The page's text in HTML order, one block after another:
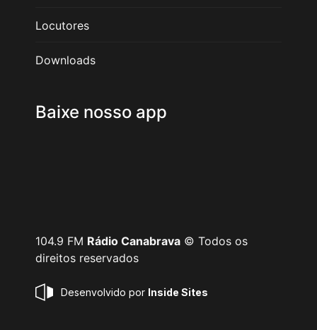
Locutores
Downloads
Baixe nosso app
104.9 FM Rádio Canabrava © Todos os
direitos reservados
Desenvolvido por Inside Sites